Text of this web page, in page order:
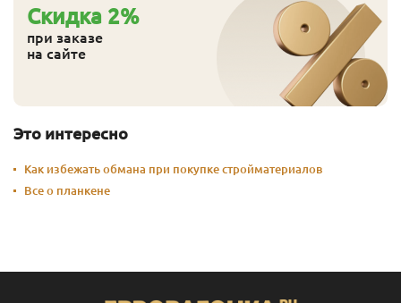
Cкидка 2%
при заказе
на сайте
Это интересно
Как избежать обмана при покупке стройматериалов
Все о планкене